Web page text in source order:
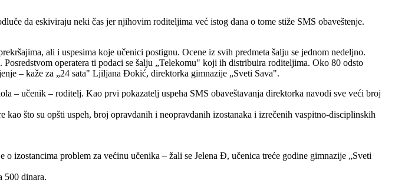
da eskiviraju neki čas jer njihovim roditeljima već istog dana o tome stiže SMS obaveštenje.
ali i uspesima koje učenici postignu. Ocene iz svih predmeta šalju se jednom nedeljno.
operatera ti podaci se šalju „Telekomu" koji ih distribuira roditeljima. Oko 80 odsto
– kaže za „24 sata" Ljiljana Ðokić, direktorka gimnazije „Sveti Sava".
– učenik – roditelj. Kao prvi pokazatelj uspeha SMS obaveštavanja direktorka navodi sve veći broj
što su opšti uspeh, broj opravdanih i neopravdanih izostanaka i izrečenih vaspitno-disciplinskih
izostancima problem za većinu učenika – žali se Jelena Ð, učenica treće godine gimnazije „Sveti
500 dinara.